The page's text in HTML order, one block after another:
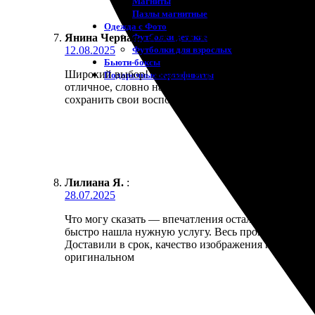
Пазлы магнитные
Одежда с Фото
Футболки детские
Футболки для взрослых
Бьюти-боксы
Подарочные сертификаты
Янина Черная : ★ ★ ★ ★ ★
12.08.2025
Широкий выбор! Заказала портреты – сервис на
отличное, словно настоящий шедевр. Доставка
сохранить свои воспоминания в ярком исполнении!
Лилиана Я. :
28.07.2025
Что могу сказать — впечатления остались самые
быстро нашла нужную услугу. Весь процесс
Доставили в срок, качество изображения на
оригинальном